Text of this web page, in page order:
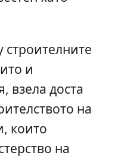
и
взела доста
на
които
на